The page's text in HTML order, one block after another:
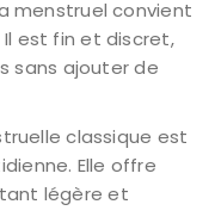
menstruel convient
est fin et discret,
sans ajouter de
classique est
Elle offre
légère et